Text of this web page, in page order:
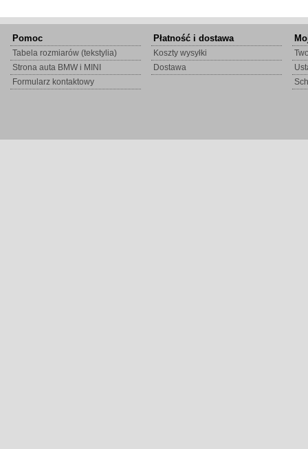
Pomoc
Tabela rozmiarów (tekstylia)
Strona auta BMW i MINI
Formularz kontaktowy
Płatność i dostawa
Koszty wysyłki
Dostawa